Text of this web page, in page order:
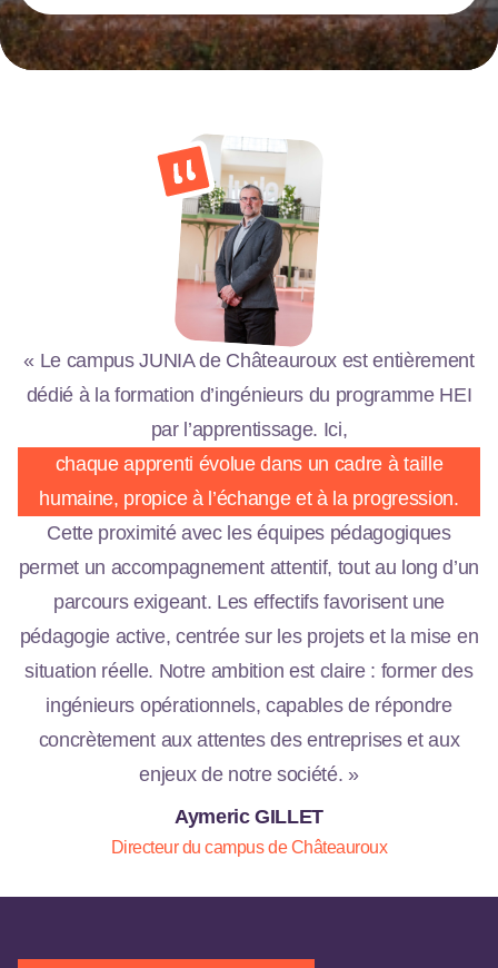
« Le campus JUNIA de Châteauroux est entièrement
dédié à la formation d’ingénieurs du programme HEI
par l’apprentissage. Ici,
chaque apprenti évolue dans un cadre à taille
humaine, propice à l’échange et à la progression.
Cette proximité avec les équipes pédagogiques
permet un accompagnement attentif, tout au long d’un
parcours exigeant. Les effectifs favorisent une
pédagogie active, centrée sur les projets et la mise en
situation réelle. Notre ambition est claire : former des
ingénieurs opérationnels, capables de répondre
concrètement aux attentes des entreprises et aux
enjeux de notre société. »
Aymeric GILLET
Directeur du campus de Châteauroux